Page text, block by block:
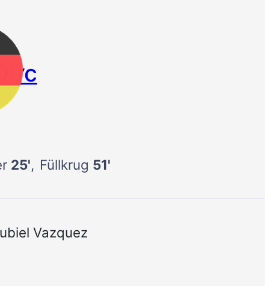
Đức
25' Füllkrug 51'
Vazquez